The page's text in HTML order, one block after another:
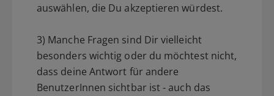
auswählen, die Du akzeptieren würdest.
3) Manche Fragen sind Dir vielleicht
besonders wichtig oder du möchtest nicht,
dass deine Antwort für andere
BenutzerInnen sichtbar ist - auch das